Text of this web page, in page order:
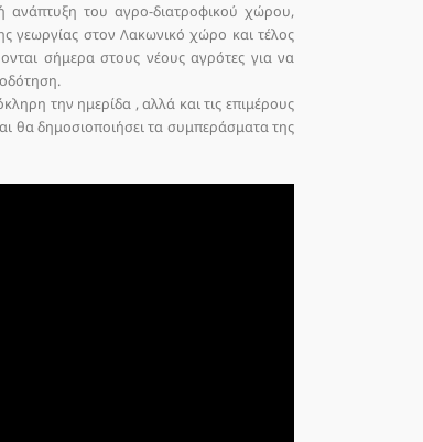
ανάπτυξη του αγρο-διατροφικού χώρου,
γεωργίας στον Λακωνικό χώρο και τέλος
σήμερα στους νέους αγρότες για να
την ημερίδα , αλλά και τις επιμέρους
θα δημοσιοποιήσει τα συμπεράσματα της